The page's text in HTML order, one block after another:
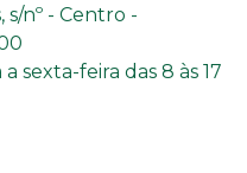
s/nº - Centro -
sexta-feira das 8 às 17